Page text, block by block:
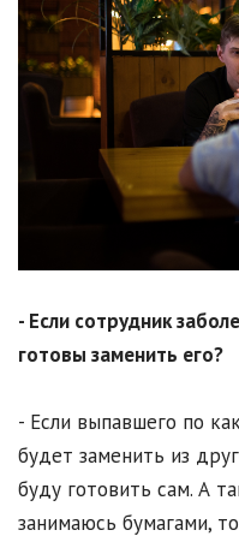
- Если сотрудник
готовы заменить его?
- Если выпавшего по
будет заменить из
буду готовить сам. А
занимаюсь бумагами,